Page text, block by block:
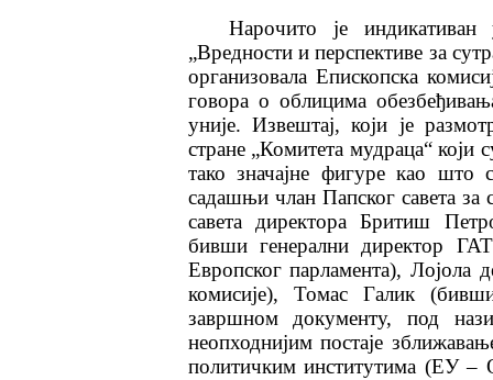
Нарочито је
„Вредности и перспективе за
организовала Епископска
говора о облицима
уније. Извештај, који је
стране „Комитета мудраца“
тако значајне фигуре као
садашњи члан Папског савета
савета директора Бритиш
бивши генерални директор
Европског парламента), Лојола
комисије), Томас Галик
завршном документу, под
неопходнијим постаје
политичким институтима (ЕУ –